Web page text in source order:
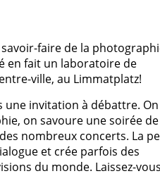
faire de la
en fait un laboratoire de
ville, au Limmatplatz!
invitation à débattre.
on savoure une soirée de
nombreux concerts. La
et crée parfois des
du monde. Laissez-vous